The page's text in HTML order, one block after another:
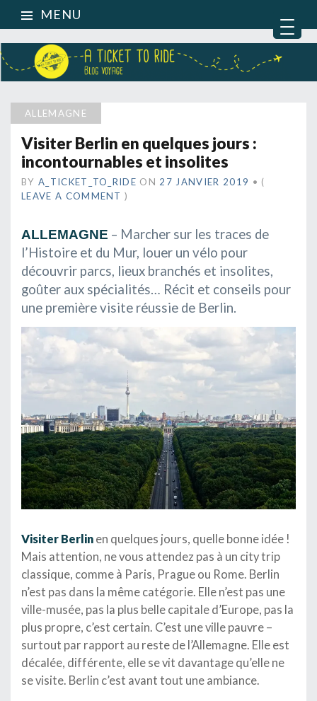
MENU
ALLEMAGNE
Visiter Berlin en quelques jours :
incontournables et insolites
BY A_TICKET_TO_RIDE ON 27 JANVIER 2019 • (
LEAVE A COMMENT )
ALLEMAGNE – Marcher sur les traces de
l’Histoire et du Mur, louer un vélo pour
découvrir parcs, lieux branchés et insolites,
goûter aux spécialités… Récit et conseils pour
une première visite réussie de Berlin.
Visiter Berlin en quelques jours, quelle bonne idée !
Mais attention, ne vous attendez pas à un city trip
classique, comme à Paris, Prague ou Rome. Berlin
n’est pas dans la même catégorie. Elle n’est pas une
ville-musée, pas la plus belle capitale d’Europe, pas la
plus propre, c’est certain. C’est une ville pauvre –
surtout par rapport au reste de l’Allemagne. Elle est
décalée, différente, elle se vit davantage qu’elle ne
se visite. Berlin c’est avant tout une ambiance.